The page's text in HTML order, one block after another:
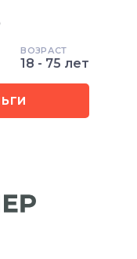
ВОЗРАСТ
18 - 75 лет